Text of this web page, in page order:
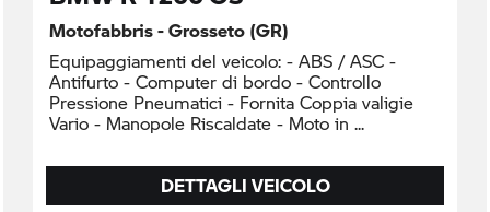
Motofabbris - Grosseto (GR)
Equipaggiamenti del veicolo: - ABS / ASC -
Antifurto - Computer di bordo - Controllo
Pressione Pneumatici - Fornita Coppia valigie
Vario - Manopole Riscaldate - Moto in
DETTAGLI VEICOLO